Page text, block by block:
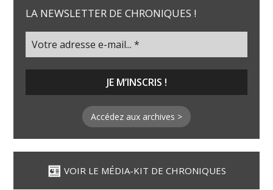
LA NEWSLETTER DE CHRONIQUES !
Accédez aux archives >
VOIR LE MÉDIA-KIT DE CHRONIQUES